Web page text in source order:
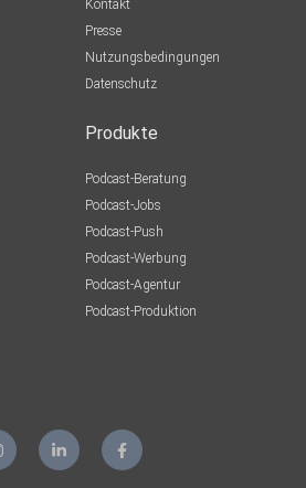
Kontakt
Presse
Nutzungsbedingungen
Datenschutz
Produkte
Podcast-Beratung
Podcast-Jobs
Podcast-Push
Podcast-Werbung
Podcast-Agentur
Podcast-Produktion